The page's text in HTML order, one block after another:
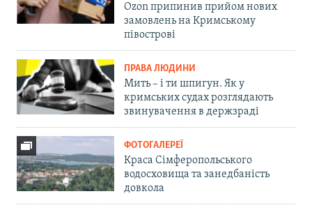
Ozon припинив прийом нових
замовлень на Кримському
півострові
ПРАВА ЛЮДИНИ
Мить – і ти шпигун. Як у
кримських судах розглядають
звинувачення в держзраді
ФОТОГАЛЕРЕЇ
Краса Сімферопольського
водосховища та занедбаність
довкола